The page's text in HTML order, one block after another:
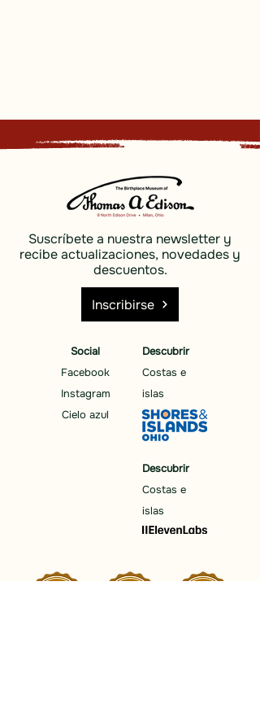
Suscríbete a nuestra newsletter y
recibe actualizaciones, novedades y
descuentos.
Inscribirse
Social
Facebook
Instagram
Cielo azul
Descubrir
Costas e
islas
Descubrir
Costas e
islas